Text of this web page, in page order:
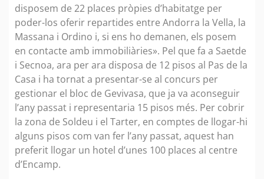
disposem de 22 places pròpies d’habitatge per
poder-los oferir repartides entre Andorra la Vella, la
Massana i Ordino i, si ens ho demanen, els posem
en contacte amb immobiliàries». Pel que fa a Saetde
i Secnoa, ara per ara disposa de 12 pisos al Pas de la
Casa i ha tornat a presentar-se al concurs per
gestionar el bloc de Gevivasa, que ja va aconseguir
l’any passat i representaria 15 pisos més. Per cobrir
la zona de Soldeu i el Tarter, en comptes de llogar-hi
alguns pisos com van fer l’any passat, aquest han
preferit llogar un hotel d’unes 100 places al centre
d’Encamp.